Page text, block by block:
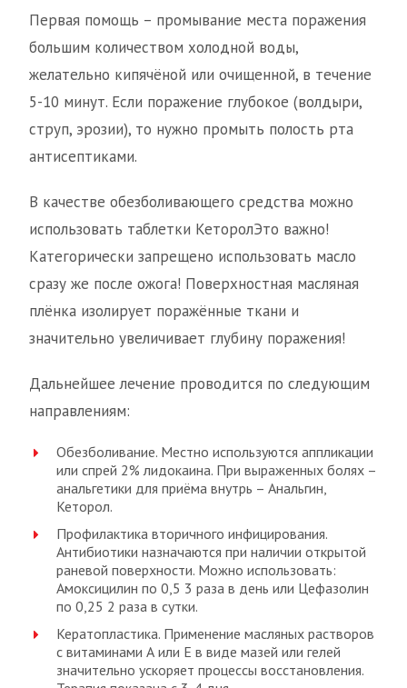
Первая помощь – промывание места поражения
большим количеством холодной воды,
желательно кипячёной или очищенной, в течение
5-10 минут. Если поражение глубокое (волдыри,
струп, эрозии), то нужно промыть полость рта
антисептиками.
В качестве обезболивающего средства можно
использовать таблетки КеторолЭто важно!
Категорически запрещено использовать масло
сразу же после ожога! Поверхностная масляная
плёнка изолирует поражённые ткани и
значительно увеличивает глубину поражения!
Дальнейшее лечение проводится по следующим
направлениям:
Обезболивание. Местно используются аппликации
или спрей 2% лидокаина. При выраженных болях –
анальгетики для приёма внутрь – Анальгин,
Кеторол.
Профилактика вторичного инфицирования.
Антибиотики назначаются при наличии открытой
раневой поверхности. Можно использовать:
Амоксицилин по 0,5 3 раза в день или Цефазолин
по 0,25 2 раза в сутки.
Кератопластика. Применение масляных растворов
с витаминами А или Е в виде мазей или гелей
значительно ускоряет процессы восстановления.